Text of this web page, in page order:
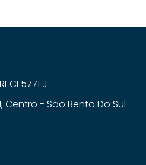
5771 J
Centro - São Bento Do Sul